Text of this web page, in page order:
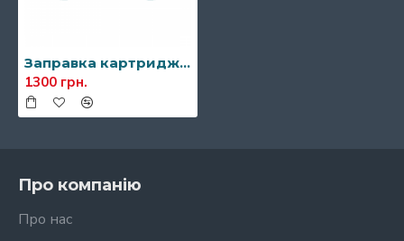
Заправка картриджа Canon T06 (3526C002)
1300 грн.
Про компанію
Про нас